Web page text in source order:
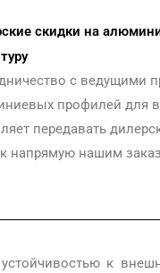
скидки на
с ведущими
профилей для
передавать
напрямую нашим
к